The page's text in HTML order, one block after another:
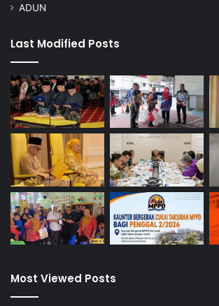
ADUN
Last Modified Posts
Most Viewed Posts